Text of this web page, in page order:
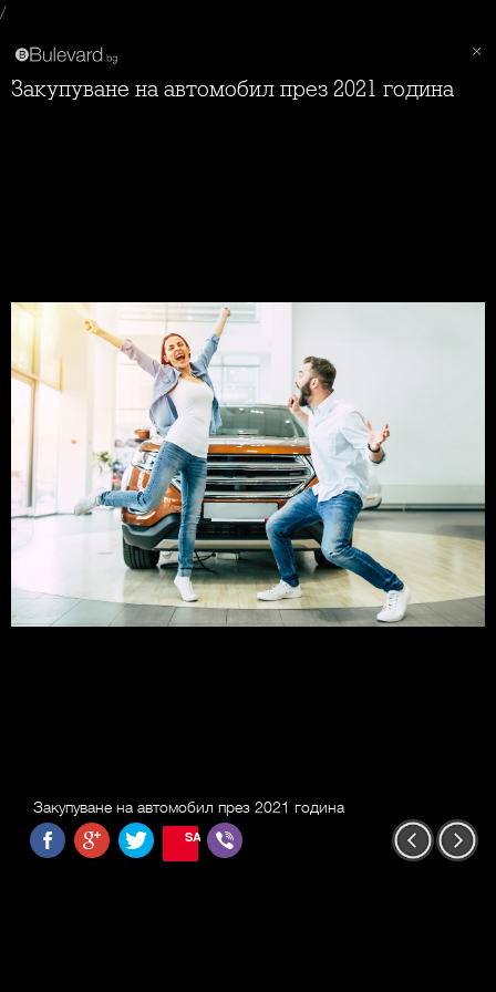
/
Закупуване на автомобил през 2021 година
Закупуване на автомобил през 2021 година
SAVE